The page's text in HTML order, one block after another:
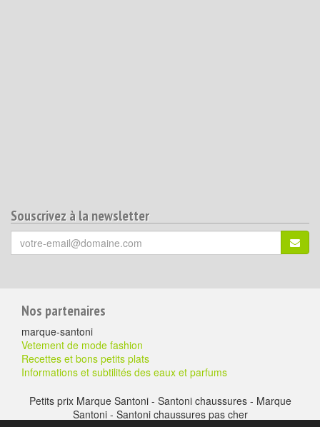
Souscrivez à la newsletter
Votre
email
Pour
aller
plus
loin
Nos partenaires
marque-santoni
Vetement de mode fashion
Recettes et bons petits plats
Informations et subtilités des eaux et parfums
Petits prix Marque Santoni - Santoni chaussures - Marque
Santoni - Santoni chaussures pas cher